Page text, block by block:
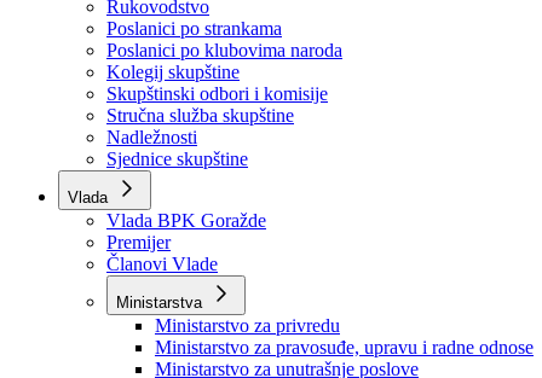
Skupština
Skupština BPK Goražde
Rukovodstvo
Poslanici po strankama
Poslanici po klubovima naroda
Kolegij skupštine
Skupštinski odbori i komisije
Stručna služba skupštine
Nadležnosti
Sjednice skupštine
Vlada
Vlada BPK Goražde
Premijer
Članovi Vlade
Ministarstva